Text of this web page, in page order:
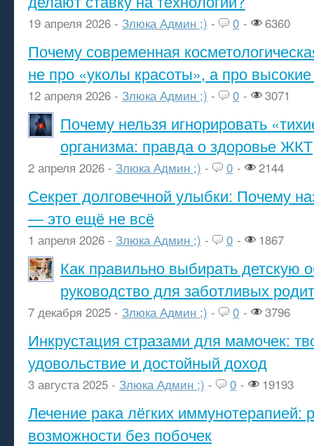
19 апреля 2026 - Злюка Админ ;) - 0 - 6360
Почему современная
не про «уколы красоты», а про высокие
12 апреля 2026 - Злюка Админ ;) - 0 - 3071
Почему нельзя игнорировать
организма: правда о здоровье ЖКТ
2 апреля 2026 - Злюка Админ ;) - 0 - 2144
Секрет долговечной улыбки: Почему
— это ещё не всё
1 апреля 2026 - Злюка Админ ;) - 0 - 1867
Как правильно выбирать детскую
руководство для заботливых
7 декабря 2025 - Злюка Админ ;) - 0 - 3796
Инкрустация стразами для мамочек:
удовольствие и достойный доход
3 августа 2025 - Злюка Админ ;) - 0 - 19193
Лечение рака лёгких иммунотерапией:
возможности без побочек